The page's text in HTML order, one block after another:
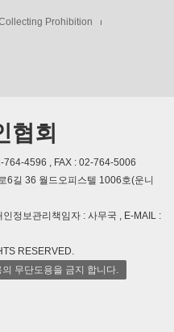
Prohibition
협회
764-4596 , FAX : 02-764-5006
6길 36 월드오피스텔 1006호(운니
정보관리책임자 : 사무국 , E-MAIL :
RESERVED.
무단도용을 금지 합니다.